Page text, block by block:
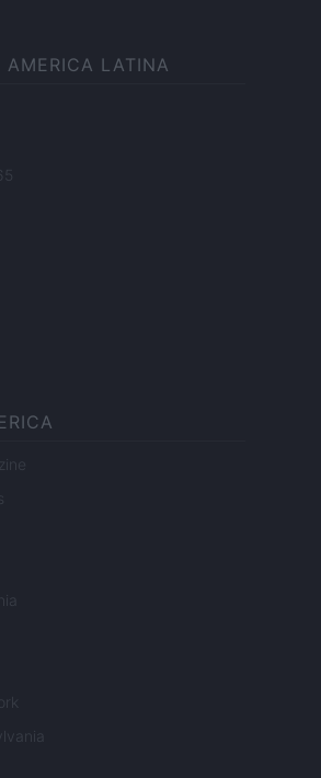
AMERICA LATINA